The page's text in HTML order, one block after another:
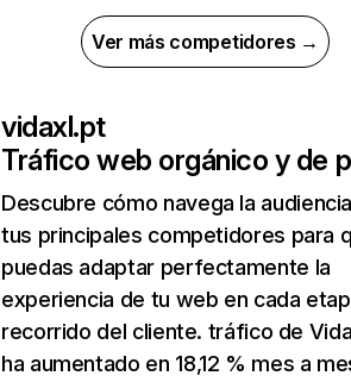
Ver más competidores →
vidaxl.pt
Tráfico web orgánico y de
Descubre cómo navega la
tus principales competidores para
puedas adaptar perfectamente la
experiencia de tu web en cada
recorrido del cliente. tráfico de
ha aumentado en 18,12 % mes a